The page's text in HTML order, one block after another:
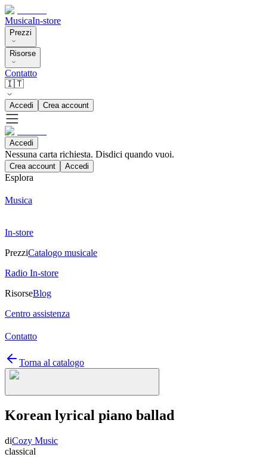
MusicaIn-store
Prezzi
Risorse
Contatto
🇮🇹
Accedi Crea account
Accedi
Nessuna carta richiesta. Disdici quando vuoi.
Crea account Accedi
Esplora
Musica
In-store
PrezziCatalogo musicale
Radio In-store
RisorseBlog
Centro assistenza
Contatto
Torna al catalogo
Korean lyrical piano ballad
diCozy Music
classical